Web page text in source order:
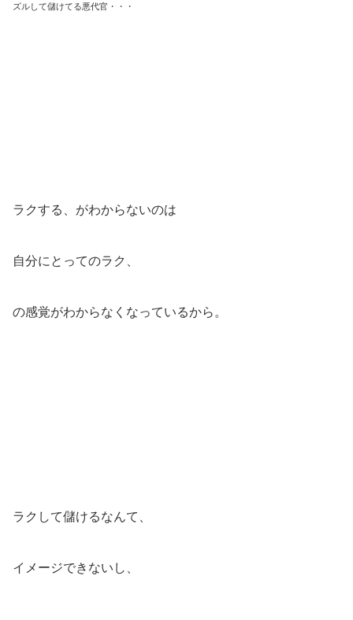
ズルして儲けてる悪代官・・・
ラクする、がわからないのは
自分にとってのラク、
の感覚がわからなくなっているから。
ラクして儲けるなんて、
イメージできないし、